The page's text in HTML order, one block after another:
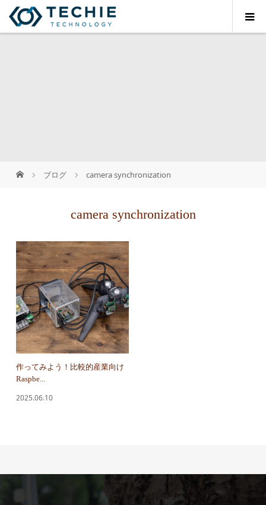
ブログ camera synchronization
camera synchronization
作ってみよう！比較的産業向け
Raspbe...
2025.06.10